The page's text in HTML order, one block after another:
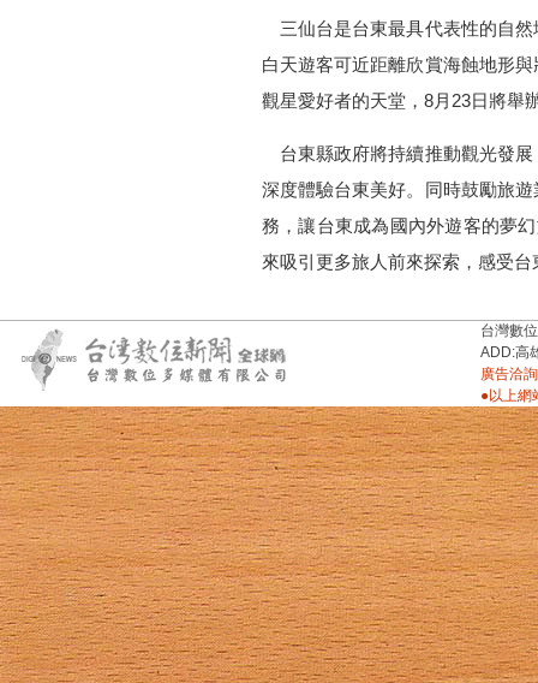
三仙台是台東最具代表性的自然
白天遊客可近距離欣賞海蝕地形
觀星愛好者的天堂，8月23日將舉
台東縣政府將持續推動觀光發展
深度體驗台東美好。同時鼓勵旅
務，讓台東成為國內外遊客的夢
來吸引更多旅人前來探索，感受台
台灣數
ADD:高
廣告洽
●以上網